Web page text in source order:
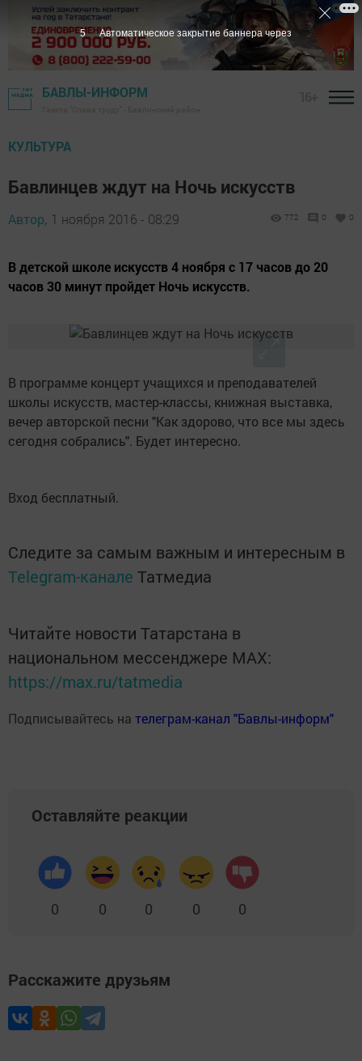
БАВЛЫ-ИНФОРМ
КУЛЬТУРА
Бавлинцев ждут на Ночь искусств
Автор, 1 ноября 2016 - 08:29 772 0 0
В детской школе искусств 4 ноября с 17 часов до 20
часов 30 минут пройдет Ночь искусств.
В программе концерт учащихся и преподавателей
школы искусств, мастер-классы, книжная выставка,
вечер авторской песни "Как здорово, что все мы здесь
сегодня собрались". Будет интересно.
Вход бесплатный.
Следите за самым важным и интересным в
Telegram-канале Татмедиа
Читайте новости Татарстана в
национальном мессенджере MАХ:
https://max.ru/tatmedia
Подписывайтесь на телеграм-канал "Бавлы-информ"
Оставляйте реакции
0 0 0 0 0
Расскажите друзьям
4 Автоматическое закрытие баннера через